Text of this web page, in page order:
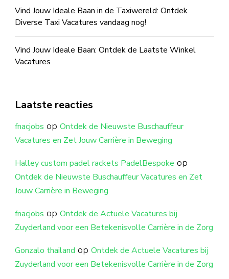
Vind Jouw Ideale Baan in de Taxiwereld: Ontdek
Diverse Taxi Vacatures vandaag nog!
Vind Jouw Ideale Baan: Ontdek de Laatste Winkel
Vacatures
Laatste reacties
fnacjobs op Ontdek de Nieuwste Buschauffeur
Vacatures en Zet Jouw Carrière in Beweging
Halley custom padel rackets PadelBespoke op
Ontdek de Nieuwste Buschauffeur Vacatures en Zet
Jouw Carrière in Beweging
fnacjobs op Ontdek de Actuele Vacatures bij
Zuyderland voor een Betekenisvolle Carrière in de Zorg
Gonzalo thailand op Ontdek de Actuele Vacatures bij
Zuyderland voor een Betekenisvolle Carrière in de Zorg